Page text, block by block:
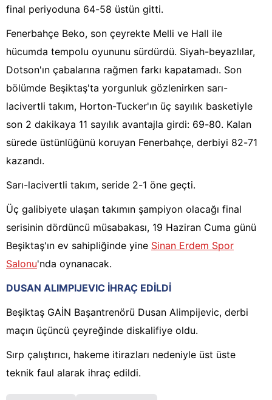
final periyoduna 64-58 üstün gitti.
Fenerbahçe Beko, son çeyrekte Melli ve Hall ile
hücumda tempolu oyununu sürdürdü. Siyah-beyazlılar,
Dotson'ın çabalarına rağmen farkı kapatamadı. Son
bölümde Beşiktaş'ta yorgunluk gözlenirken sarı-
lacivertli takım, Horton-Tucker'ın üç sayılık basketiyle
son 2 dakikaya 11 sayılık avantajla girdi: 69-80. Kalan
sürede üstünlüğünü koruyan Fenerbahçe, derbiyi 82-71
kazandı.
Sarı-lacivertli takım, seride 2-1 öne geçti.
Üç galibiyete ulaşan takımın şampiyon olacağı final
serisinin dördüncü müsabakası, 19 Haziran Cuma günü
Beşiktaş'ın ev sahipliğinde yine Sinan Erdem Spor
Salonu'nda oynanacak.
DUSAN ALIMPIJEVIC İHRAÇ EDİLDİ
Beşiktaş GAİN Başantrenörü Dusan Alimpijevic, derbi
maçın üçüncü çeyreğinde diskalifiye oldu.
Sırp çalıştırıcı, hakeme itirazları nedeniyle üst üste
teknik faul alarak ihraç edildi.